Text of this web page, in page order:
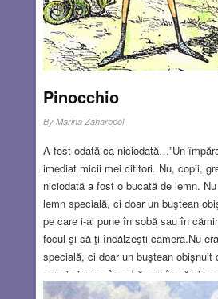
Pinocchio
By Marina Zaharopol
A fost odată ca niciodată…”Un
imediat micii mei cititori. Nu, copii,
niciodată a fost o bucată de lemn.
lemn specială, ci doar un buştean
pe care i-ai pune în sobă sau în
focul şi să-ţi încălzeşti camera.Nu
specială, ci doar un buştean obişnuit
care i-ai pune în sobă sau în cămin
să-ţi încălzeşti odaia. Aşa începe, cu